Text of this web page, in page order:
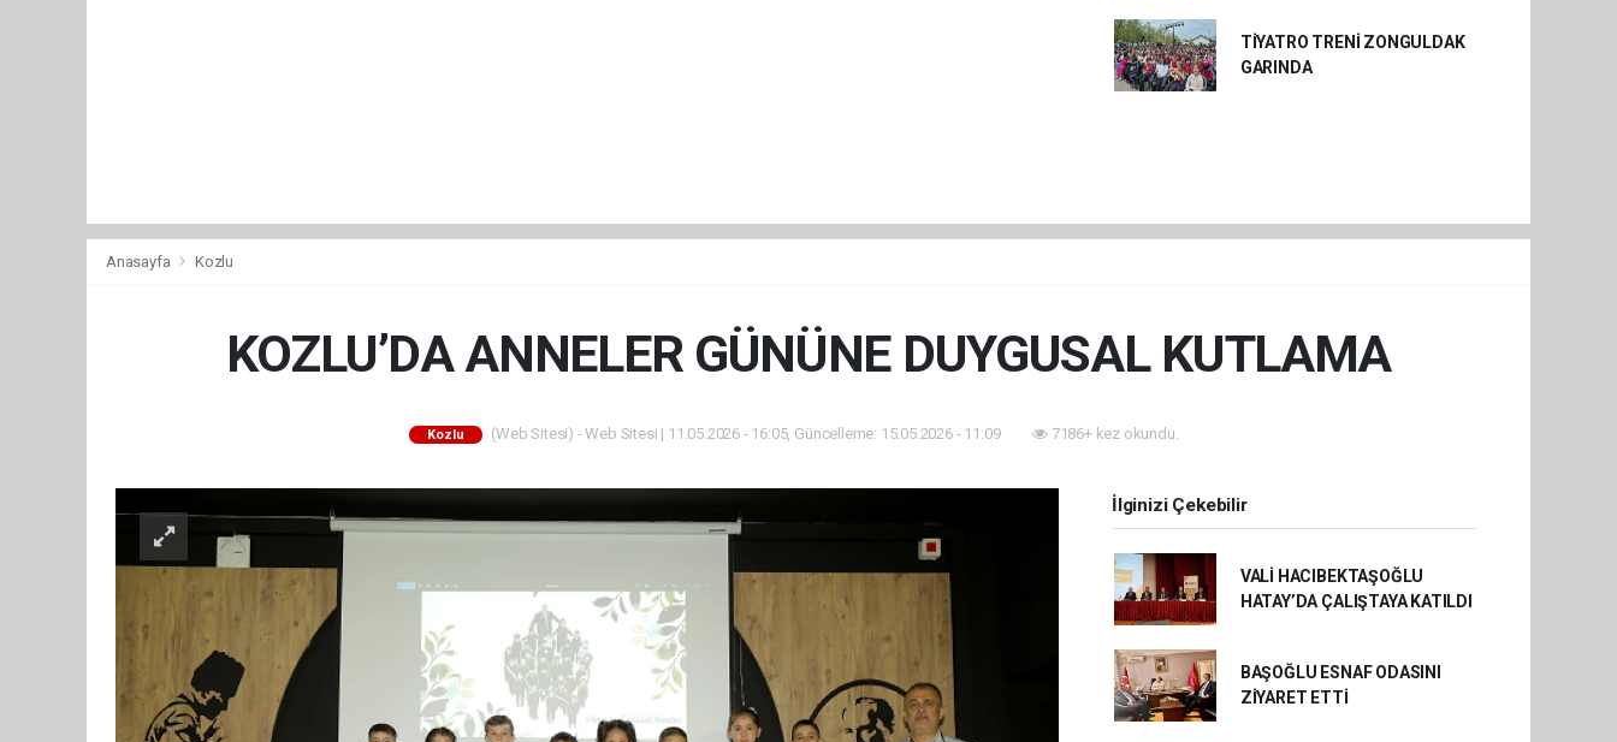
TİYATRO TRENİ ZONGULDAK
GARINDA
Anasayfa Kozlu
KOZLU’DA ANNELER GÜNÜNE DUYGUSAL KUTLAMA
Kozlu (Web Sitesi) - Web Sitesi | 11.05.2026 - 16:05, Güncelleme: 15.05.2026 - 11:09 7186+ kez okundu.
İlginizi Çekebilir
VALİ HACIBEKTAŞOĞLU
HATAY’DA ÇALIŞTAYA KATILDI
BAŞOĞLU ESNAF ODASINI
ZİYARET ETTİ